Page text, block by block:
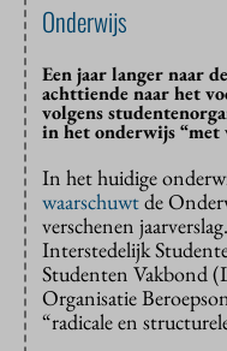
Onderwijs
Een jaar langer naar
achttiende naar het
volgens
in het onderwijs
In het huidige
waarschuwtde
verschenen
Interstedelijk
Studenten Vakbond
Organisatie
“radicale en